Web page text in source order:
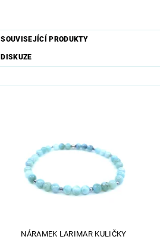
SOUVISEJÍCÍ PRODUKTY
DISKUZE
NÁRAMEK LARIMAR KULIČKY